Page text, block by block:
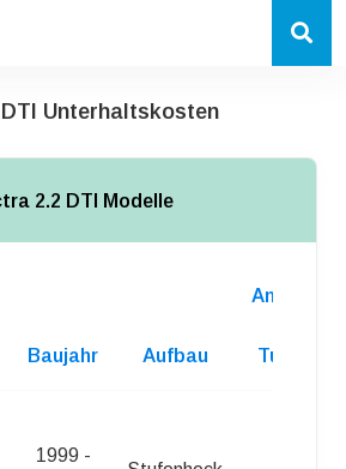
Unterhaltskosten
2.2 DTI Modelle
Baujahr Aufbau
Anzahl
Turen
1999 -